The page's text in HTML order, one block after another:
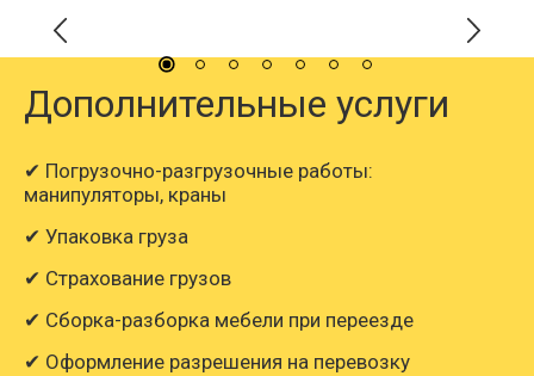
Дополнительные услуги
✔ Погрузочно-разгрузочные работы:
манипуляторы, краны
✔ Упаковка груза
✔ Страхование грузов
✔ Сборка-разборка мебели при переезде
✔ Оформление разрешения на перевозку